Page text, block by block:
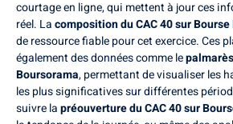
courtage en ligne, qui mettent à jour ces
réel. Lacomposition du CAC 40 sur
de ressource fiable pour cet exercice. Ces
également des données comme le
Boursorama, permettant de visualiser les
les plus significatives sur différentes
suivre lapréouverture du CAC 40 sur